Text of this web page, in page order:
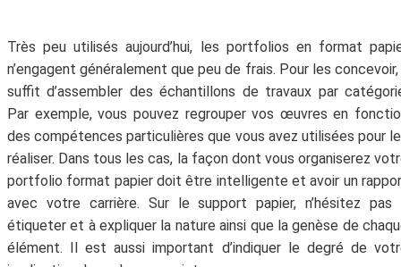
Très peu utilisés aujourd’hui, les portfolios en format
n’engagent généralement que peu de frais. Pour les concevoir,
suffit d’assembler des échantillons de travaux par
Par exemple, vous pouvez regrouper vos œuvres en
des compétences particulières que vous avez utilisées pour
réaliser. Dans tous les cas, la façon dont vous organiserez
portfolio format papier doit être intelligente et avoir un
avec votre carrière. Sur le support papier, n’hésitez pas
étiqueter et à expliquer la nature ainsi que la genèse de
élément. Il est aussi important d’indiquer le degré de